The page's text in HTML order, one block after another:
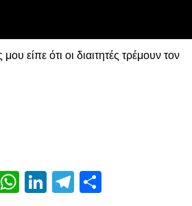
είπε ότι οι διαιτητές τρέμουν τον
WhatsApp
LinkedIn
Telegram